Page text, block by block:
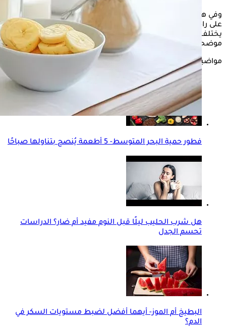
وفي هذا السياق، قال الدكتور كريم جمال إن بعض الأطعمة قد تؤثر
على راحة الجهاز الهضمي عند تناولها مع الحليب، موضحا أن الأمر
يختلف من شخص لآخر حسب طبيعة الهضم والتحمل الغذائي،
موضحا أن من أبرز هذه الأطعمة:
مواضيع ذات صلة
فطور حمية البحر المتوسط- 5 أطعمة يُنصح بتناولها صباحًا
هل شرب الحليب ليلًا قبل النوم مفيد أم ضار؟ الدراسات
تحسم الجدل
البطيخ أم الموز- أيهما أفضل لضبط مستويات السكر في
الدم؟